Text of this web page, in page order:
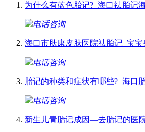
为什么有蓝色胎记?_海口祛胎记
电话咨询
海口市肤康皮肤医院祛胎记_宝宝
电话咨询
胎记的种类和症状有哪些?_海口
电话咨询
新生儿青胎记成因—去胎记的医